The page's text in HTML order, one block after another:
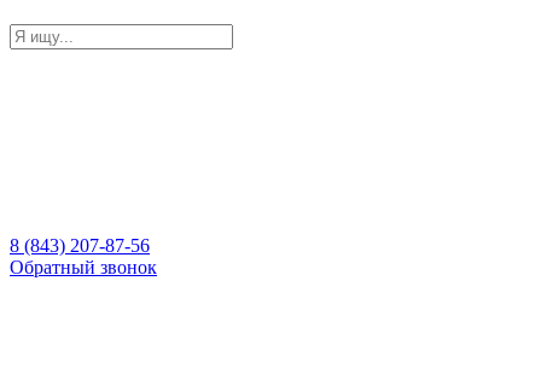
8 (843) 207-87-56
Обратный звонок